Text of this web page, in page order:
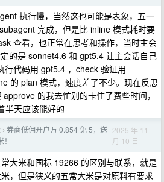
执行慢，当然这也可能是表象，五一
完成，但是比 inline 模式耗时要
查看，也正常在思考和操作，当时主会
的是 sonnet4.6 和 gpt5.4 让主会话自己
行代码用 gpt5.4 ，check 验证用
的 plan 模式，速度差了不少。现在反思
的我去忙别的卡住了费些时间，
半天应该能好的
› 券商低佣开户万 0.854 免 5，送 2025 年 11
月 10 日
大米和国标 19266 的区别与联系，就是
，但是狭义的五常大米是对原料有要求